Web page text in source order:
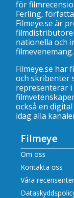
för
Ferling,
Filmeye.se är
nationella och
filmevenemang.
Filmeye.se har
och skribenter
representerar
också en
idag alla
Filmeye
Om oss
Kontakta oss
Våra recensenter